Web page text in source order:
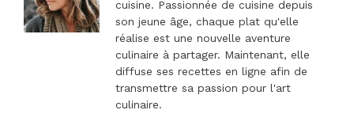
cuisine. Passionnée de cuisine depuis
son jeune âge, chaque plat qu'elle
réalise est une nouvelle aventure
culinaire à partager. Maintenant, elle
diffuse ses recettes en ligne afin de
transmettre sa passion pour l'art
culinaire.